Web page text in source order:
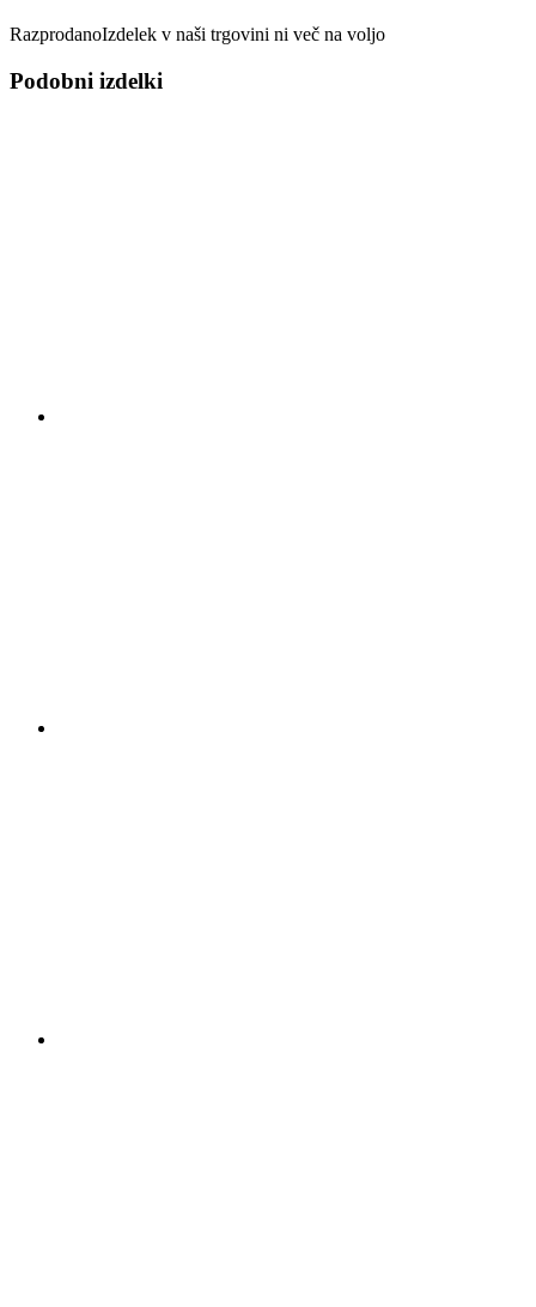
RazprodanoIzdelek v naši trgovini ni več na voljo
Podobni izdelki